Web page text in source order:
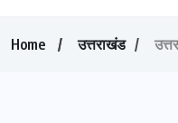
Home उत्तराखंड